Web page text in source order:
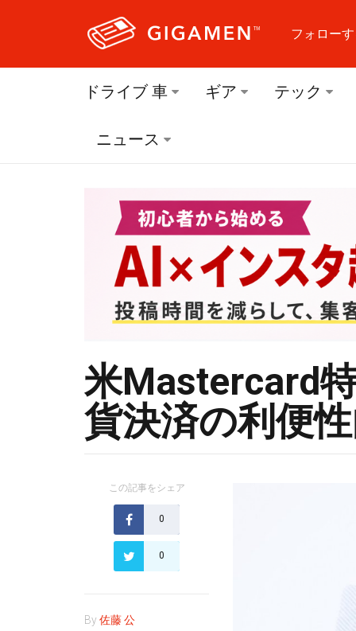
フォロー
フ
ドライブ 車 ギア テック
ニュース
米Mastercard
貨決済の利便
この記事をシェア
0
0
By 佐藤 公